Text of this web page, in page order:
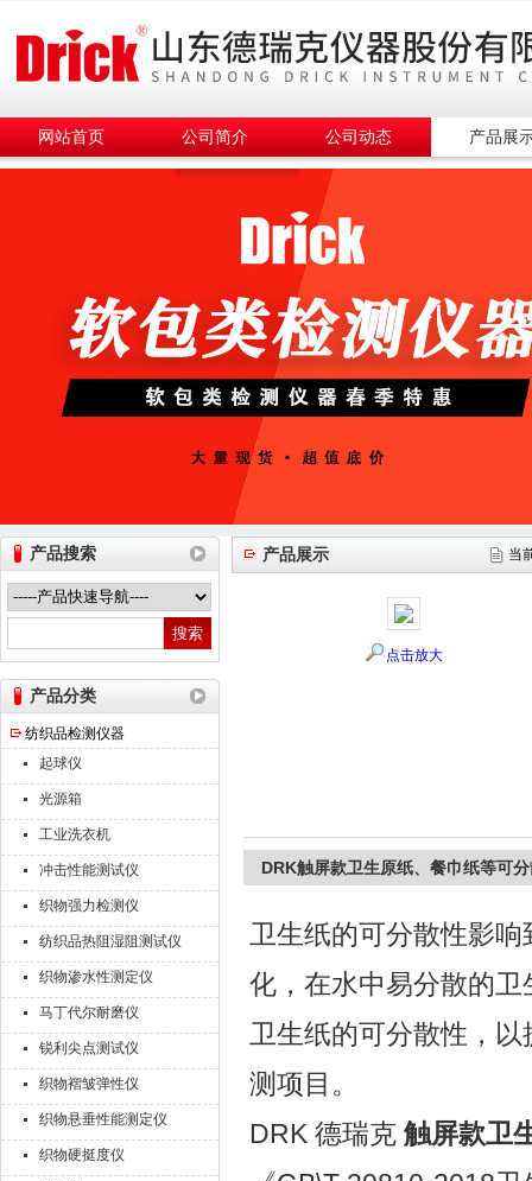
山东德瑞克仪器股份有限公司
网站首页 公司简介 公司动态 产品展
产品搜索
产品分类
纺织品检测仪器
起球仪
光源箱
工业洗衣机
冲击性能测试仪
织物强力检测仪
纺织品热阻湿阻测试仪
织物渗水性测定仪
马丁代尔耐磨仪
锐利尖点测试仪
织物褶皱弹性仪
织物悬垂性能测定仪
织物硬挺度仪
产品展示 当
点击放大
DRK触屏款卫生原纸、餐巾纸等可
卫生纸的可分散性影
化，在水中易分散的
卫生纸的可分散性，
测项目。
DRK 德瑞克 触屏款卫